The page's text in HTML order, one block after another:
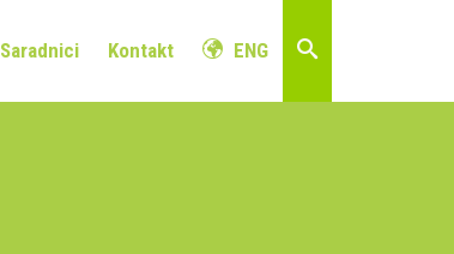
Saradnici Kontakt ENG